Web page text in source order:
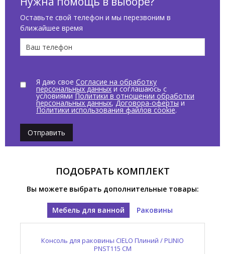
Оставьте свой телефон и мы перезвоним в
ближайшее время
Я даю свое Согласие на обработку
персональных данныхи соглашаюсь с
условиями Политики в отношении обработки
персональных данных, Договора-оферты и
Политики использования файлов cookie.
Отправить
ПОДОБРАТЬ КОМПЛЕКТ
Вы можете выбрать дополнительные товары:
Мебель для ванной Раковины
Консоль для раковины CIELO Плиний / PLINIO
PNST115 CM
Раковина накладная / подвесная CIELO Плиний /
PLINIO PNLA115SF AV